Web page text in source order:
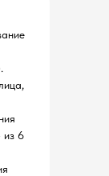
из 6